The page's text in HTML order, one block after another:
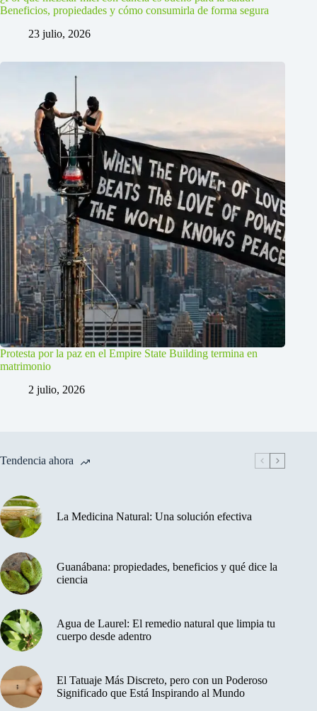
Beneficios, propiedades y cómo consumirla de forma segura
23 julio, 2026
Protesta por la paz en el Empire State Building termina en
matrimonio
2 julio, 2026
Tendencia ahora
La Medicina Natural: Una solución efectiva
Guanábana: propiedades, beneficios y qué dice la
ciencia
Agua de Laurel: El remedio natural que limpia tu
cuerpo desde adentro
El Tatuaje Más Discreto, pero con un Poderoso
Significado que Está Inspirando al Mundo